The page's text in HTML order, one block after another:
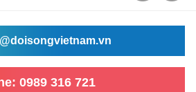
0989 316 721